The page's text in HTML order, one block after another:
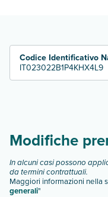
Codice Identificativo
IT023022B1P4KHX4L9
Modifiche
In alcuni casi possono
da termini contrattuali.
Maggiori informazioni nella
generali"